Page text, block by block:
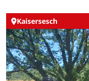
Kaisersesch